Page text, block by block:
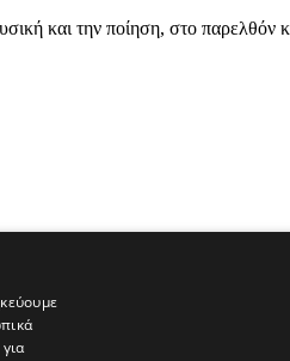
και την ποίηση, στο παρελθόν